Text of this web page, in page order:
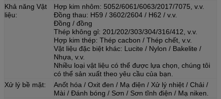
Khả năng Vật
liệu:
Hợp kim nhôm: 5052/6061/6063/2017/7075, v.v.
Đồng thau: H59 / 3602/2604 / H62 / v.v.
Đồng / đồng
Thép không gỉ: 201/202/303/304/316/412, v.v.
Hợp kim thép: Thép cacbon / Thép chết, v.v.
Vật liệu đặc biệt khác: Lucite / Nylon / Bakelite /
Nhựa, v.v.
Nhiều loại vật liệu có thể được lựa chọn, chúng tôi
có thể sản xuất theo yêu cầu của bạn.
Xử lý bề mặt:
Anốt hóa / Oxit đen / Mạ điện / Xử lý nhiệt / Chải /
Mài / Đánh bóng / Sơn / Sơn tĩnh điện / Mạ niken.